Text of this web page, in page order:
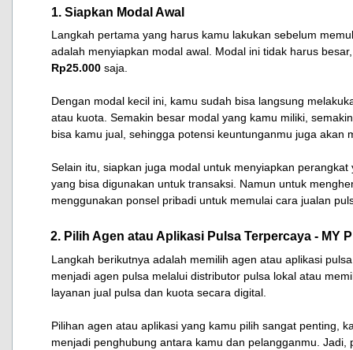
1. Siapkan Modal Awal
Langkah pertama yang harus kamu lakukan sebelum
adalah menyiapkan modal awal. Modal ini tidak harus
Rp25.000 saja.
Dengan modal kecil ini, kamu sudah bisa langsung
atau kuota. Semakin besar modal yang kamu miliki,
bisa kamu jual, sehingga potensi keuntunganmu juga akan
Selain itu, siapkan juga modal untuk menyiapkan
yang bisa digunakan untuk transaksi. Namun untuk
menggunakan ponsel pribadi untuk memulai cara jualan
Langkah berikutnya adalah memilih agen atau aplikasi
menjadi agen pulsa melalui distributor pulsa lokal atau
layanan jual pulsa dan kuota secara digital.
Pilihan agen atau aplikasi yang kamu pilih sangat penting,
menjadi penghubung antara kamu dan pelangganmu. Jadi,
2. Pilih Agen atau Aplikasi Pulsa Terpercaya - MY